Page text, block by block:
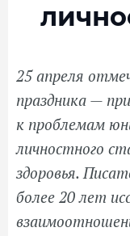
25 апреля
праздника —
к проблемам
личностного
здоровья.
более 20 лет